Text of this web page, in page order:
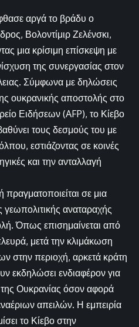
αργά το βράδυ ο
Βολοντίμιρ Ζελένσκι,
μια κρίσιμη επίσκεψη με
της συνεργασίας στον
Σύμφωνα με δηλώσεις
ουκρανικής αποστολής στο
Ειδήσεων (AFP), το Κίεβο
τους δεσμούς του με
εστιάζοντας σε κοινές
και την ανταλλαγή
σε μια
γεωπολιτικής αναταραχής
Όπως επισημαίνεται από
μετά την κλιμάκωση
στην περιοχή, αρκετά κράτη
εκδηλώσει ενδιαφέρον για
Ουκρανίας όσον αφορά
απειλών. Η εμπειρία
το Κίεβο στην